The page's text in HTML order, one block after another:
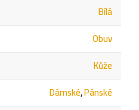
Bílá
Obuv
Kůže
Dámské,Pánské